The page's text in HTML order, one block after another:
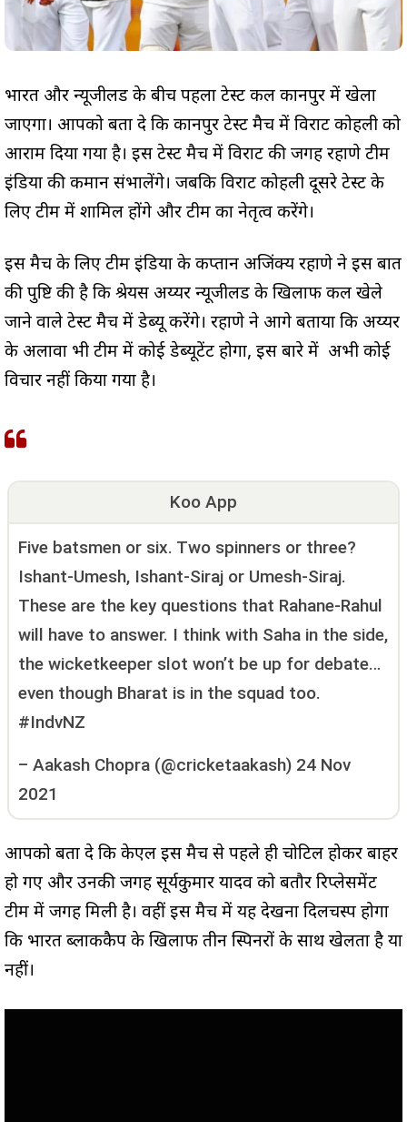
भारत और न्यूजीलैंड के बीच पहला टेस्ट कल कानपुर में खेला
जाएगा। आपको बता दे कि कानपुर टेस्ट मैच में विराट कोहली को
आराम दिया गया है। इस टेस्ट मैच में विराट की जगह रहाणे टीम
इंडिया की कमान संभालेंगे। जबकि विराट कोहली दूसरे टेस्ट के
लिए टीम में शामिल होंगे और टीम का नेतृत्व करेंगे।
इस मैच के लिए टीम इंडिया के कप्तान अजिंक्य रहाणे ने इस बात
की पुष्टि की है कि श्रेयस अय्यर न्यूजीलैंड के खिलाफ कल खेले
जाने वाले टेस्ट मैच में डेब्यू करेंगे। रहाणे ने आगे बताया कि अय्यर
के अलावा भी टीम में कोई डेब्यूटेंट होगा, इस बारे में अभी कोई
विचार नहीं किया गया है।
Koo App
Five batsmen or six. Two spinners or three?
Ishant-Umesh, Ishant-Siraj or Umesh-Siraj.
These are the key questions that Rahane-Rahul
will have to answer. I think with Saha in the side,
the wicketkeeper slot won’t be up for debate…
even though Bharat is in the squad too.
#IndvNZ
– Aakash Chopra (@cricketaakash) 24 Nov
2021
आपको बता दे कि केएल इस मैच से पहले ही चोटिल होकर बाहर
हो गए और उनकी जगह सूर्यकुमार यादव को बतौर रिप्लेसमेंट
टीम में जगह मिली है। वहीं इस मैच में यह देखना दिलचस्प होगा
कि भारत ब्लाककैप के खिलाफ तीन स्पिनरों के साथ खेलता है या
नहीं।